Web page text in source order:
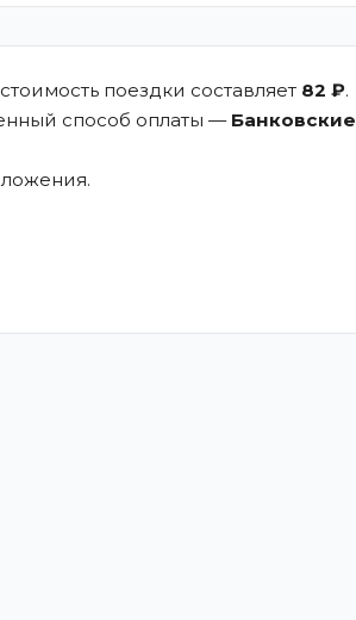
поездки составляет 82 ₽.
способ оплаты — Банковские